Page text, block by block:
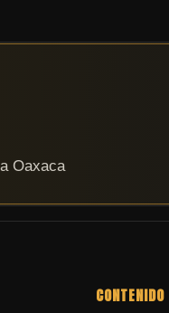
CONTENIDO